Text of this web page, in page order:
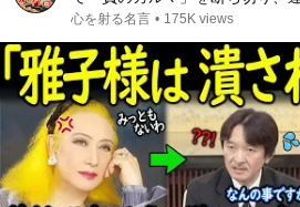
の法則｜偉人｜名言｜言葉の力
心を射る名言 • 175K views